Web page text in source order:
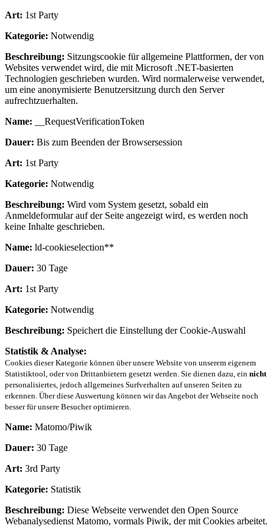
Art: 1st Party
Kategorie: Notwendig
Beschreibung: Sitzungscookie für allgemeine Plattformen, der von
Websites verwendet wird, die mit Microsoft .NET-basierten
Technologien geschrieben wurden. Wird normalerweise verwendet,
um eine anonymisierte Benutzersitzung durch den Server
aufrechtzuerhalten.
Name: __RequestVerificationToken
Dauer: Bis zum Beenden der Browsersession
Art: 1st Party
Kategorie: Notwendig
Beschreibung: Wird vom System gesetzt, sobald ein
Anmeldeformular auf der Seite angezeigt wird, es werden noch
keine Inhalte geschrieben.
Name: ld-cookieselection**
Dauer: 30 Tage
Art: 1st Party
Kategorie: Notwendig
Beschreibung: Speichert die Einstellung der Cookie-Auswahl
Statistik & Analyse:
Cookies dieser Kategorie können über unsere Website von unserem eigenem
Statistiktool, oder von Drittanbietern gesetzt werden. Sie dienen dazu, ein nicht
personalisiertes, jedoch allgemeines Surfverhalten auf unseren Seiten zu
erkennen. Über diese Auswertung können wir das Angebot der Webseite noch
besser für unsere Besucher optimieren.
Name: Matomo/Piwik
Dauer: 30 Tage
Art: 3rd Party
Kategorie: Statistik
Beschreibung: Diese Webseite verwendet den Open Source
Webanalysedienst Matomo, vormals Piwik, der mit Cookies arbeitet.